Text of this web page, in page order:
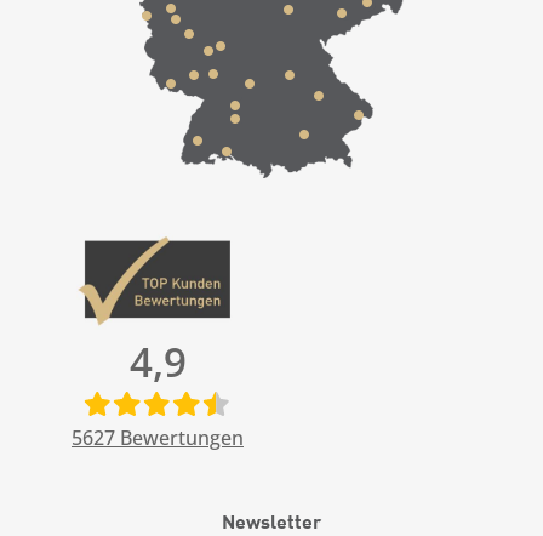
4,9
5627 Bewertungen
Newsletter